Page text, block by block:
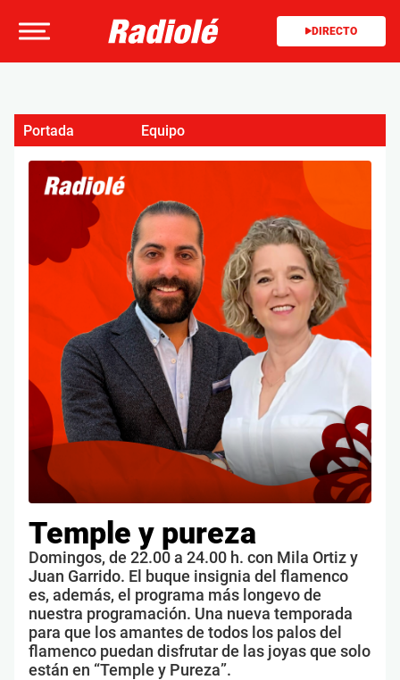
DIRECTO
Temple y pureza
Domingos, de 22.00 a 24.00 h. con Mila Ortiz y
Juan Garrido. El buque insignia del flamenco
es, además, el programa más longevo de
nuestra programación. Una nueva temporada
para que los amantes de todos los palos del
flamenco puedan disfrutar de las joyas que solo
están en “Temple y Pureza”.
Portada Equipo